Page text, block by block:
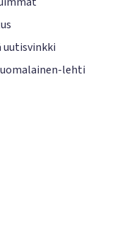
uutisvinkki
lehti